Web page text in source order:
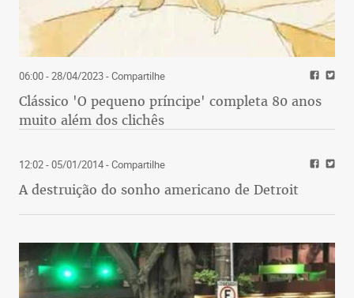
06:00 - 28/04/2023- Compartilhe
Clássico 'O pequeno príncipe' completa 80 anos
muito além dos clichês
12:02 - 05/01/2014- Compartilhe
A destruição do sonho americano de Detroit